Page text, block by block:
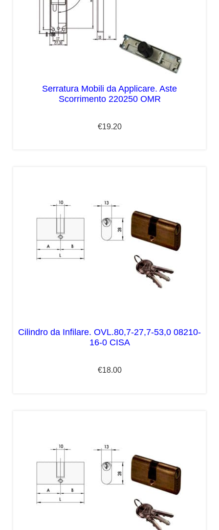
Serratura Mobili da Applicare. Aste
Scorrimento 220250 OMR
€19.20
Cilindro da Infilare. OVL.80,7-27,7-53,0 08210-
16-0 CISA
€18.00